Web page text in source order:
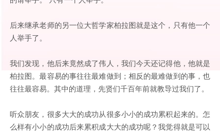
后来继承老师的另一位大哲学家柏拉图就是这个，只有他一个
人举手了。
我们发现，他后来竟然成了伟人，我们今天还记得他，他就是
柏拉图。最容易的事往往最难做到；相反的最难做到的事，也
往往最容易。其中的道理，先贤们千百年前就教导过我们了。
听众朋友，很多大大的成功从很多小小的成功累积起来的。怎
么样有小小的成功后来累积成大大的成功呢？我觉得就是可以